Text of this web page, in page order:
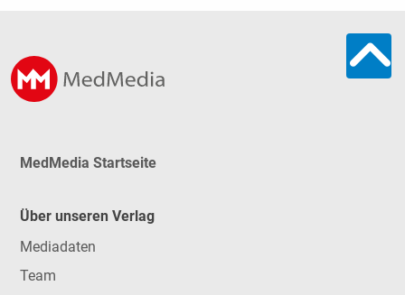
MedMedia Startseite
Über unseren Verlag
Mediadaten
Team